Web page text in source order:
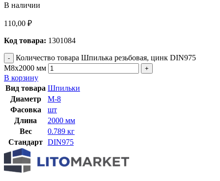
В наличии
110,00 ₽
Код товара: 1301084
Количество товара Шпилька резьбовая, цинк DIN975
М8х2000 мм
В корзину
Вид товара Шпильки
Диаметр
М-8
Фасовка
шт
Длина
2000 мм
Вес
0.789 кг
Стандарт DIN975